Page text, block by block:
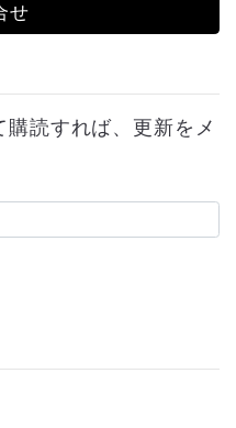
せ
読すれば、更新をメ